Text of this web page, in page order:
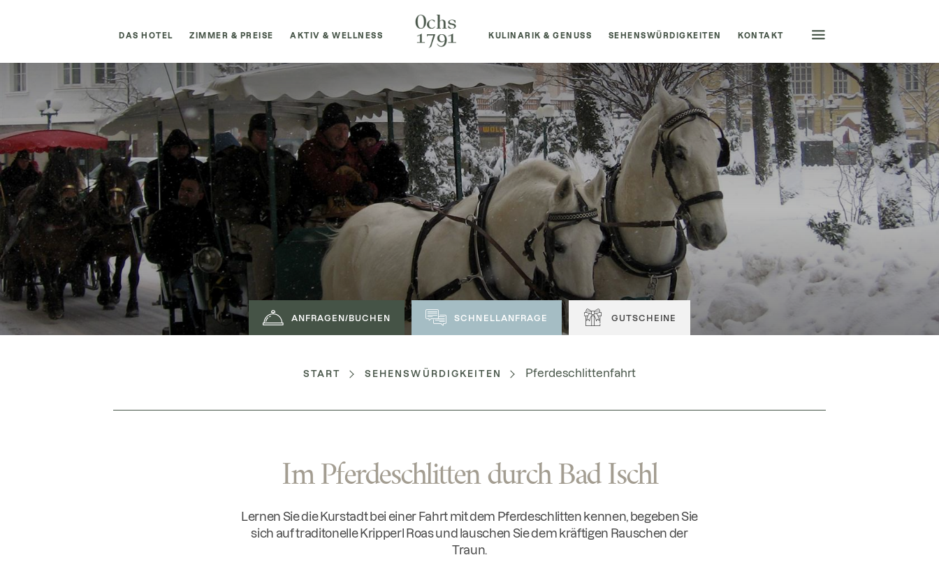
ANFRAGEN/BUCHEN SCHNELLANFRAGE GUTSCHEINE
START SEHENSWÜRDIGKEITEN Pferdeschlittenfahrt
Im Pferdeschlitten durch Bad Ischl
Lernen Sie die Kurstadt bei einer Fahrt mit dem Pferdeschlitten kennen, begeben Sie
sich auf traditonelle Kripperl Roas und lauschen Sie dem kräftigen Rauschen der
Traun.
DAS HOTEL ZIMMER & PREISE AKTIV & WELLNESS KULINARIK & GENUSS SEHENSWÜRDIGKEITEN KONTAKT
BUCHUNGSHOTLINE
+43 6132 23 5 29
SPRACHUMSTELLUNG
DEUTSCH | ENGLISH
ANFRAGEN/BUCHEN SCHNELLANFRAGE
GUTSCHEINE
OFFICE@GOLDENEROCHS.AT